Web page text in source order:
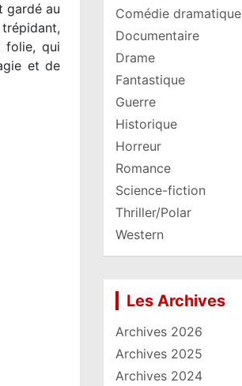
gardé au
folie, qui
et de
Comédie dramatique
Documentaire
Drame
Fantastique
Guerre
Historique
Horreur
Romance
Science-fiction
Thriller/Polar
Western
Les Archives
Archives 2026
Archives 2025
Archives 2024